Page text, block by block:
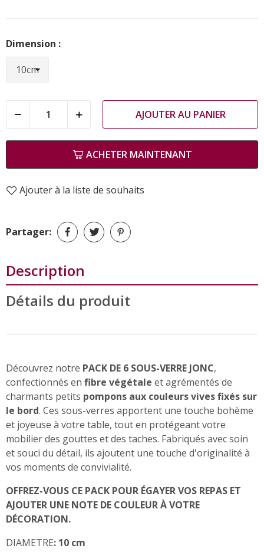
Dimension :
AJOUTER AU PANIER
ACHETER MAINTENANT
Ajouter à la liste de souhaits
Partager:
Description
Détails du produit
Découvrez notre PACK DE 6 SOUS-VERRE JONC,
confectionnés en fibre végétale et agrémentés de
charmants petits pompons aux couleurs vives fixés sur
le bord. Ces sous-verres apportent une touche bohème
et joyeuse à votre table, tout en protégeant votre
mobilier des gouttes et des taches. Fabriqués avec soin
et souci du détail, ils ajoutent une touche d'originalité à
vos moments de convivialité.
OFFREZ-VOUS CE PACK POUR ÉGAYER VOS REPAS ET
AJOUTER UNE NOTE DE COULEUR À VOTRE
DÉCORATION.
DIAMETRE: 10 cm